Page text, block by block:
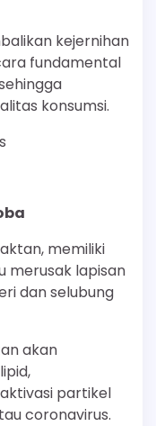
kejernihan
fundamental
konsumsi.
memiliki
merusak lapisan
dan selubung
akan
partikel
coronavirus.